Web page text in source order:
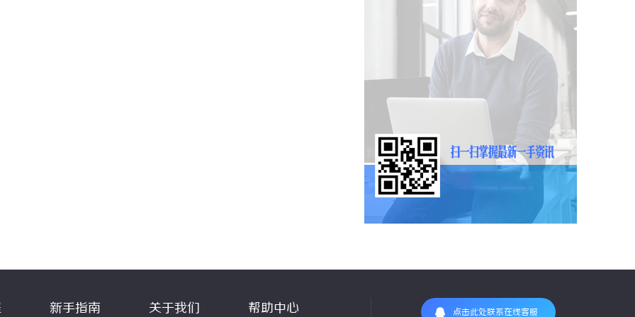
新手指南 关于我们 帮助中心 点击此处联系在线客服